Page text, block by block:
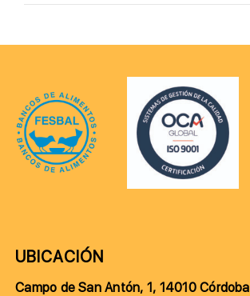
UBICACIÓN
Campo de San Antón, 1, 14010 Córdoba